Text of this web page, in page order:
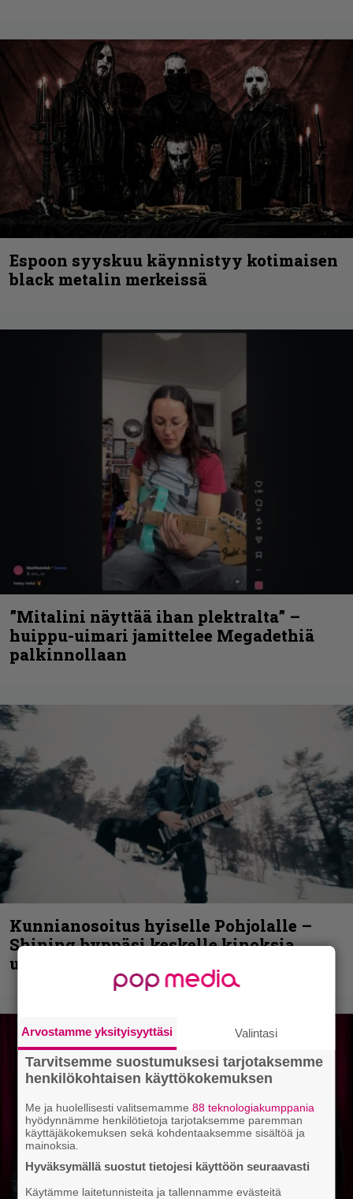
Espoon syyskuu käynnistyy kotimaisen
black metalin merkeissä
”Mitalini näyttää ihan plektralta” –
huippu-uimari jamittelee Megadethiä
palkinnollaan
Kunnianosoitus hyiselle Pohjolalle –
Shining hyppäsi keskelle kinoksia
uudella videollaan
Arvostamme yksityisyyttäsi Valintasi
Tarvitsemme suostumuksesi tarjotaksemme
henkilökohtaisen käyttökokemuksen
Me ja huolellisesti valitsemamme88 teknologiakumppania
hyödynnämme henkilötietoja tarjotaksemme paremman
käyttäjäkokemuksen sekä kohdentaaksemme sisältöä ja
mainoksia.
Hyväksymällä suostut tietojesi käyttöön seuraavasti
Käytämme laitetunnisteita ja tallennamme evästeitä